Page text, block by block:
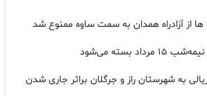
از آزادراه همدان به سمت ساوه ممنوع شد
بسته می‌شود
میلیارد ریالی به شهرستان راز و جرگلان براثر جاری شدن